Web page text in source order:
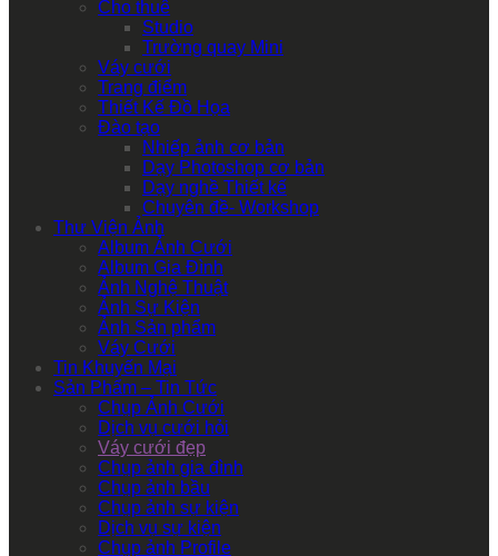
Cho thuê
Studio
Trường quay Mini
Váy cưới
Trang điểm
Thiết Kế Đồ Họa
Đào tạo
Nhiếp ảnh cơ bản
Dạy Photoshop cơ bản
Dạy nghề Thiết kế
Chuyên đề- Workshop
Thư Viện Ảnh
Album Ảnh Cưới
Album Gia Đình
Ảnh Nghệ Thuật
Ảnh Sự Kiện
Ảnh Sản phẩm
Váy Cưới
Tin Khuyến Mại
Sản Phẩm – Tin Tức
Chụp Ảnh Cưới
Dịch vụ cưới hỏi
Váy cưới đẹp
Chụp ảnh gia đình
Chụp ảnh bầu
Chụp ảnh sự kiện
Dịch vụ sự kiện
Chụp ảnh Profile